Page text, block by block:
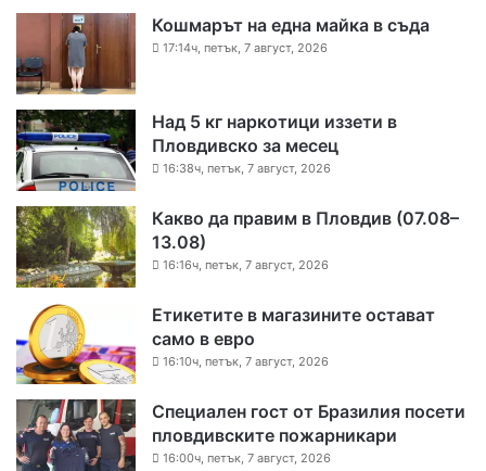
Кошмарът на една майка в съда
17:14ч, петък, 7 август, 2026
Над 5 кг наркотици иззети в
Пловдивско за месец
16:38ч, петък, 7 август, 2026
Какво да правим в Пловдив (07.08–
13.08)
16:16ч, петък, 7 август, 2026
Етикетите в магазините остават
само в евро
16:10ч, петък, 7 август, 2026
Специален гост от Бразилия посети
пловдивските пожарникари
16:00ч, петък, 7 август, 2026